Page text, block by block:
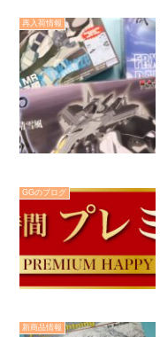
再入荷情報
GGのブログ
新商品情報